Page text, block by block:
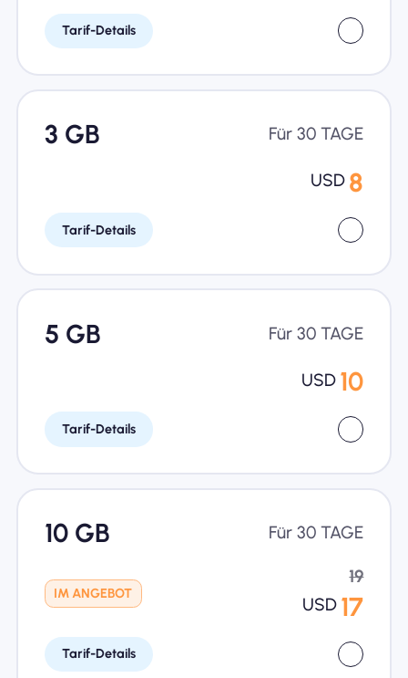
Tarif-Details
3 GB Für 30 TAGE
USD 8
Tarif-Details
5 GB Für 30 TAGE
USD 10
Tarif-Details
10 GB Für 30 TAGE
IM ANGEBOT
19
USD 17
Tarif-Details